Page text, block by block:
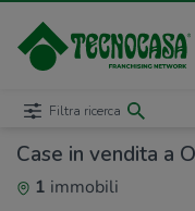
Case in vendita a
1 immobili
Filtra ricerca